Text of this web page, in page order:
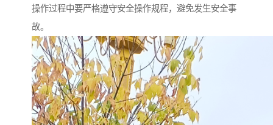
操作过程中要严格遵守安全操作规程，避免发生安全事
故。